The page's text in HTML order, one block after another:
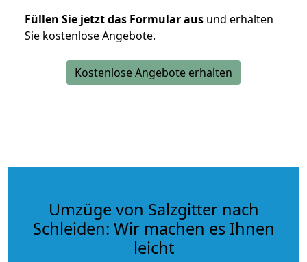
Füllen Sie jetzt das Formular aus und erhalten
Sie kostenlose Angebote.
Kostenlose Angebote erhalten
Umzüge von Salzgitter nach
Schleiden: Wir machen es Ihnen
leicht